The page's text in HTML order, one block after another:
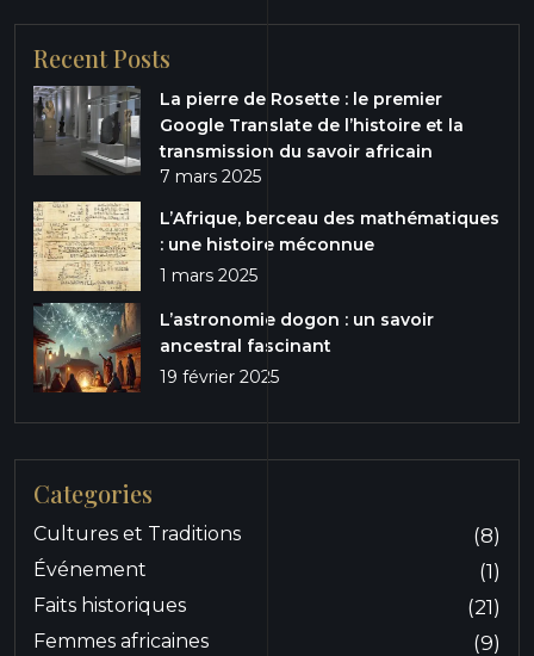
Recent Posts
La pierre de Rosette : le premier
Google Translate de l’histoire et la
transmission du savoir africain
7 mars 2025
L’Afrique, berceau des mathématiques
: une histoire méconnue
1 mars 2025
L’astronomie dogon : un savoir
ancestral fascinant
19 février 2025
Categories
Cultures et Traditions (8)
Événement (1)
Faits historiques (21)
Femmes africaines (9)